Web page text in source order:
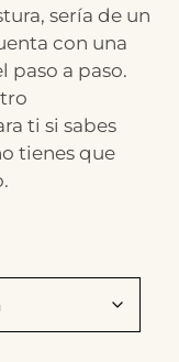
sería de un
con una
paso a paso.
ti si sabes
tienes que